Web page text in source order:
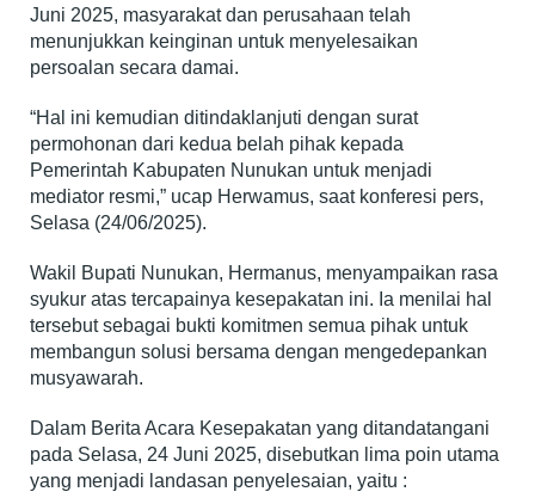
Juni 2025, masyarakat dan perusahaan telah
menunjukkan keinginan untuk menyelesaikan
persoalan secara damai.
“Hal ini kemudian ditindaklanjuti dengan surat
permohonan dari kedua belah pihak kepada
Pemerintah Kabupaten Nunukan untuk menjadi
mediator resmi,” ucap Herwamus, saat konferesi pers,
Selasa (24/06/2025).
Wakil Bupati Nunukan, Hermanus, menyampaikan rasa
syukur atas tercapainya kesepakatan ini. Ia menilai hal
tersebut sebagai bukti komitmen semua pihak untuk
membangun solusi bersama dengan mengedepankan
musyawarah.
Dalam Berita Acara Kesepakatan yang ditandatangani
pada Selasa, 24 Juni 2025, disebutkan lima poin utama
yang menjadi landasan penyelesaian, yaitu :